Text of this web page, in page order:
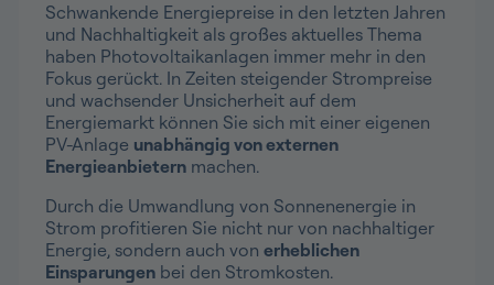
Schwankende Energiepreise in den letzten Jahren
und Nachhaltigkeit als großes aktuelles Thema
haben Photovoltaikanlagen immer mehr in den
Fokus gerückt. In Zeiten steigender Strompreise
und wachsender Unsicherheit auf dem
Energiemarkt können Sie sich mit einer eigenen
PV-Anlage unabhängig von externen
Energieanbietern machen.
Durch die Umwandlung von Sonnenenergie in
Strom profitieren Sie nicht nur von nachhaltiger
Energie, sondern auch von erheblichen
Einsparungen bei den Stromkosten.